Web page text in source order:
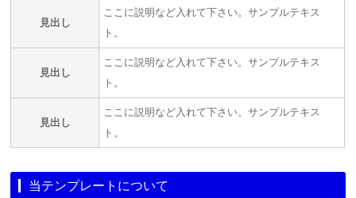
見出し
ここに説明など入れて下さい。サンプルテキス
ト。
見出し
ここに説明など入れて下さい。サンプルテキス
ト。
見出し
ここに説明など入れて下さい。サンプルテキス
ト。
当テンプレートについて